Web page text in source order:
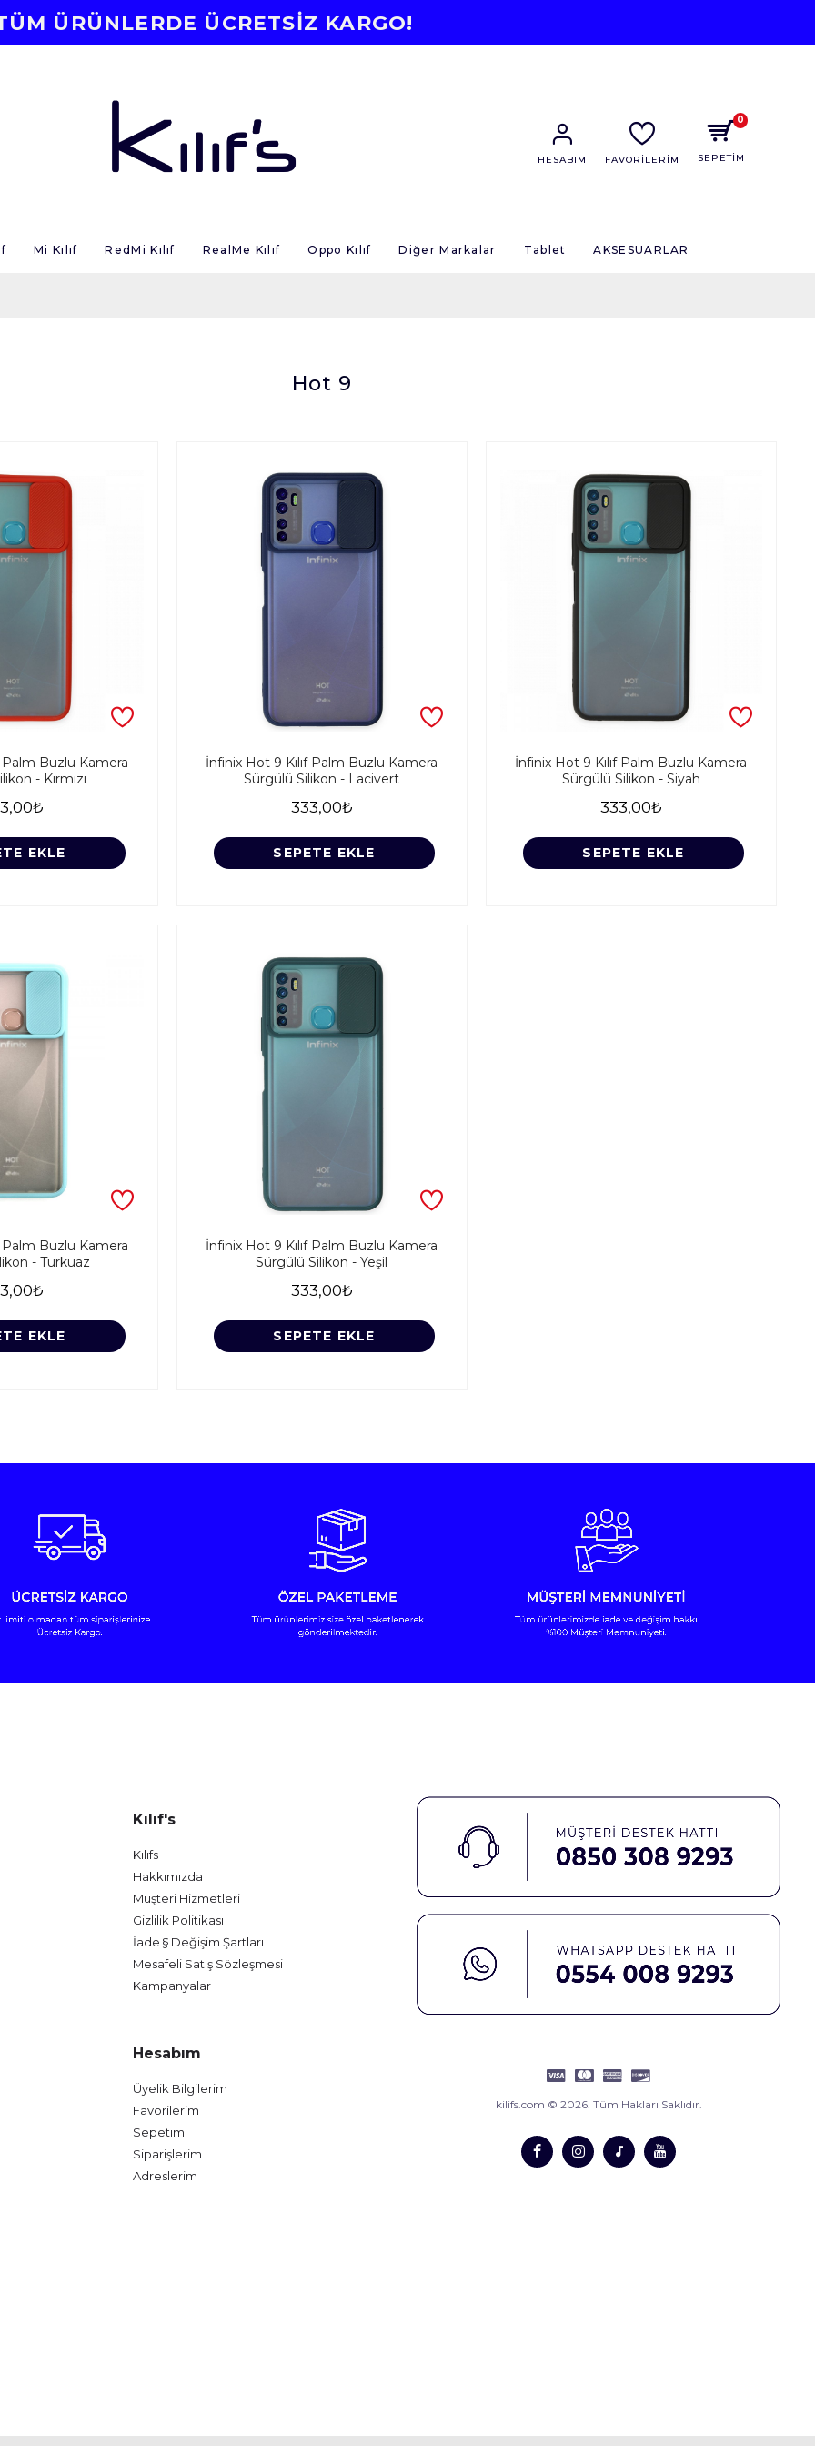
ÜRÜNLERDE ÜCRETSİZ KARGO!
HESABIM FAVORİLERİM SEPETİM
0
Mi Kılıf RedMi Kılıf RealMe Kılıf Oppo Kılıf Diğer Markalar Tablet AKSESUARLAR
Hot 9
Palm Buzlu Kamera
- Kırmızı
EKLE
İnfinix Hot 9 Kılıf Palm Buzlu Kamera
Sürgülü Silikon - Lacivert
333,00₺
SEPETE EKLE
İnfinix Hot 9 Kılıf Palm Buzlu Kamera
Sürgülü Silikon - Siyah
333,00₺
SEPETE EKLE
Palm Buzlu Kamera
- Turkuaz
EKLE
İnfinix Hot 9 Kılıf Palm Buzlu Kamera
Sürgülü Silikon - Yeşil
333,00₺
SEPETE EKLE
Kılıf's
Kılıfs
Hakkımızda
Müşteri Hizmetleri
Gizlilik Politikası
İade § Değişim Şartları
Mesafeli Satış Sözleşmesi
Kampanyalar
Hesabım
Üyelik Bilgilerim
Favorilerim
Sepetim
Siparişlerim
Adreslerim
kilifs.com © 2026. Tüm Hakları Saklıdır.